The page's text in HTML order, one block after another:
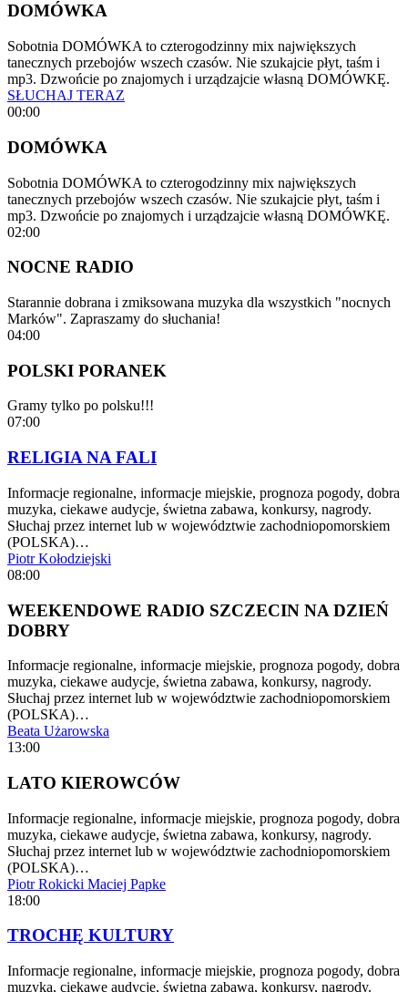
DOMÓWKA
Sobotnia DOMÓWKA to czterogodzinny mix największych
tanecznych przebojów wszech czasów. Nie szukajcie płyt, taśm i
mp3. Dzwońcie po znajomych i urządzajcie własną DOMÓWKĘ.
SŁUCHAJ TERAZ
00:00
DOMÓWKA
Sobotnia DOMÓWKA to czterogodzinny mix największych
tanecznych przebojów wszech czasów. Nie szukajcie płyt, taśm i
mp3. Dzwońcie po znajomych i urządzajcie własną DOMÓWKĘ.
02:00
NOCNE RADIO
Starannie dobrana i zmiksowana muzyka dla wszystkich "nocnych
Marków". Zapraszamy do słuchania!
04:00
POLSKI PORANEK
Gramy tylko po polsku!!!
07:00
RELIGIA NA FALI
Informacje regionalne, informacje miejskie, prognoza pogody, dobra
muzyka, ciekawe audycje, świetna zabawa, konkursy, nagrody.
Słuchaj przez internet lub w województwie zachodniopomorskiem
(POLSKA)…
Piotr Kołodziejski
08:00
WEEKENDOWE RADIO SZCZECIN NA DZIEŃ
DOBRY
Informacje regionalne, informacje miejskie, prognoza pogody, dobra
muzyka, ciekawe audycje, świetna zabawa, konkursy, nagrody.
Słuchaj przez internet lub w województwie zachodniopomorskiem
(POLSKA)…
Beata Użarowska
13:00
LATO KIEROWCÓW
Informacje regionalne, informacje miejskie, prognoza pogody, dobra
muzyka, ciekawe audycje, świetna zabawa, konkursy, nagrody.
Słuchaj przez internet lub w województwie zachodniopomorskiem
(POLSKA)…
Piotr Rokicki Maciej Papke
18:00
TROCHĘ KULTURY
Informacje regionalne, informacje miejskie, prognoza pogody, dobra
muzyka, ciekawe audycje, świetna zabawa, konkursy, nagrody.